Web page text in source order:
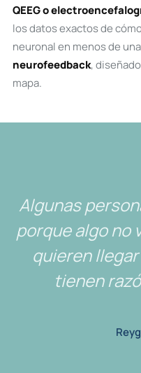
QEEG o
los datos exactos de
neuronal en menos de
neurofeedback,
mapa.
Algunas
porque algo no
quieren
tienen